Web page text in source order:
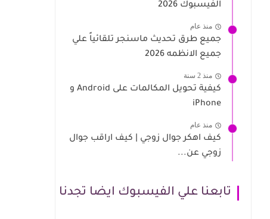
الفيسبوك 2026
منذ عام
جميع طرق تحديث ماسنجر تلقائياً علي
جميع الانظمه 2026
منذ 2 سنة
كيفية تحويل المكالمات على Android و
iPhone
منذ عام
كيف اهكر جوال زوجي | كيف اراقب جوال
زوجي عن...
تابعنا علي الفيسبوك ايضا تجدنا